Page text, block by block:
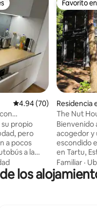
huéspedes
Calificación promedio:
4.94 (70)
gratuito
propio
pero
a pocos
a la
hay un
donde
y caminar un
Favorito
Favorito
Residencia
The Nut
Tartu!
Bienvenido
acogedor y
escondido
en Tartu,
de la
sencilla,
lugar
Familiar ·
los